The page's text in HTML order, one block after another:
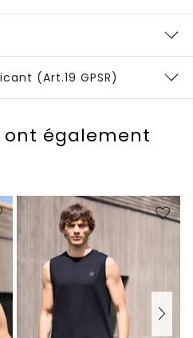
(Art.19 GPSR)
ont également